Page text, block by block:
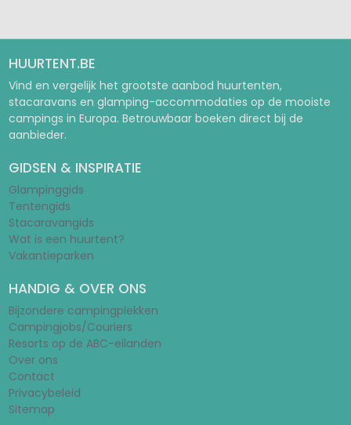
HUURTENT.BE
Vind en vergelijk het grootste aanbod huurtenten,
stacaravans en glamping-accommodaties op de mooiste
campings in Europa. Betrouwbaar boeken direct bij de
aanbieder.
GIDSEN & INSPIRATIE
Glampinggids
Tentengids
Stacaravangids
Wat is een huurtent?
Vakantieparken
HANDIG & OVER ONS
Bijzondere campingplekken
Campingjobs/Couriers
Resorts op de ABC-eilanden
Over ons
Contact
Privacybeleid
Sitemap